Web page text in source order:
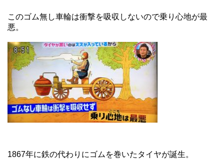
このゴム無し車輪は衝撃を吸収しないので乗り心地が最
悪。
1867年に鉄の代わりにゴムを巻いたタイヤが誕生。